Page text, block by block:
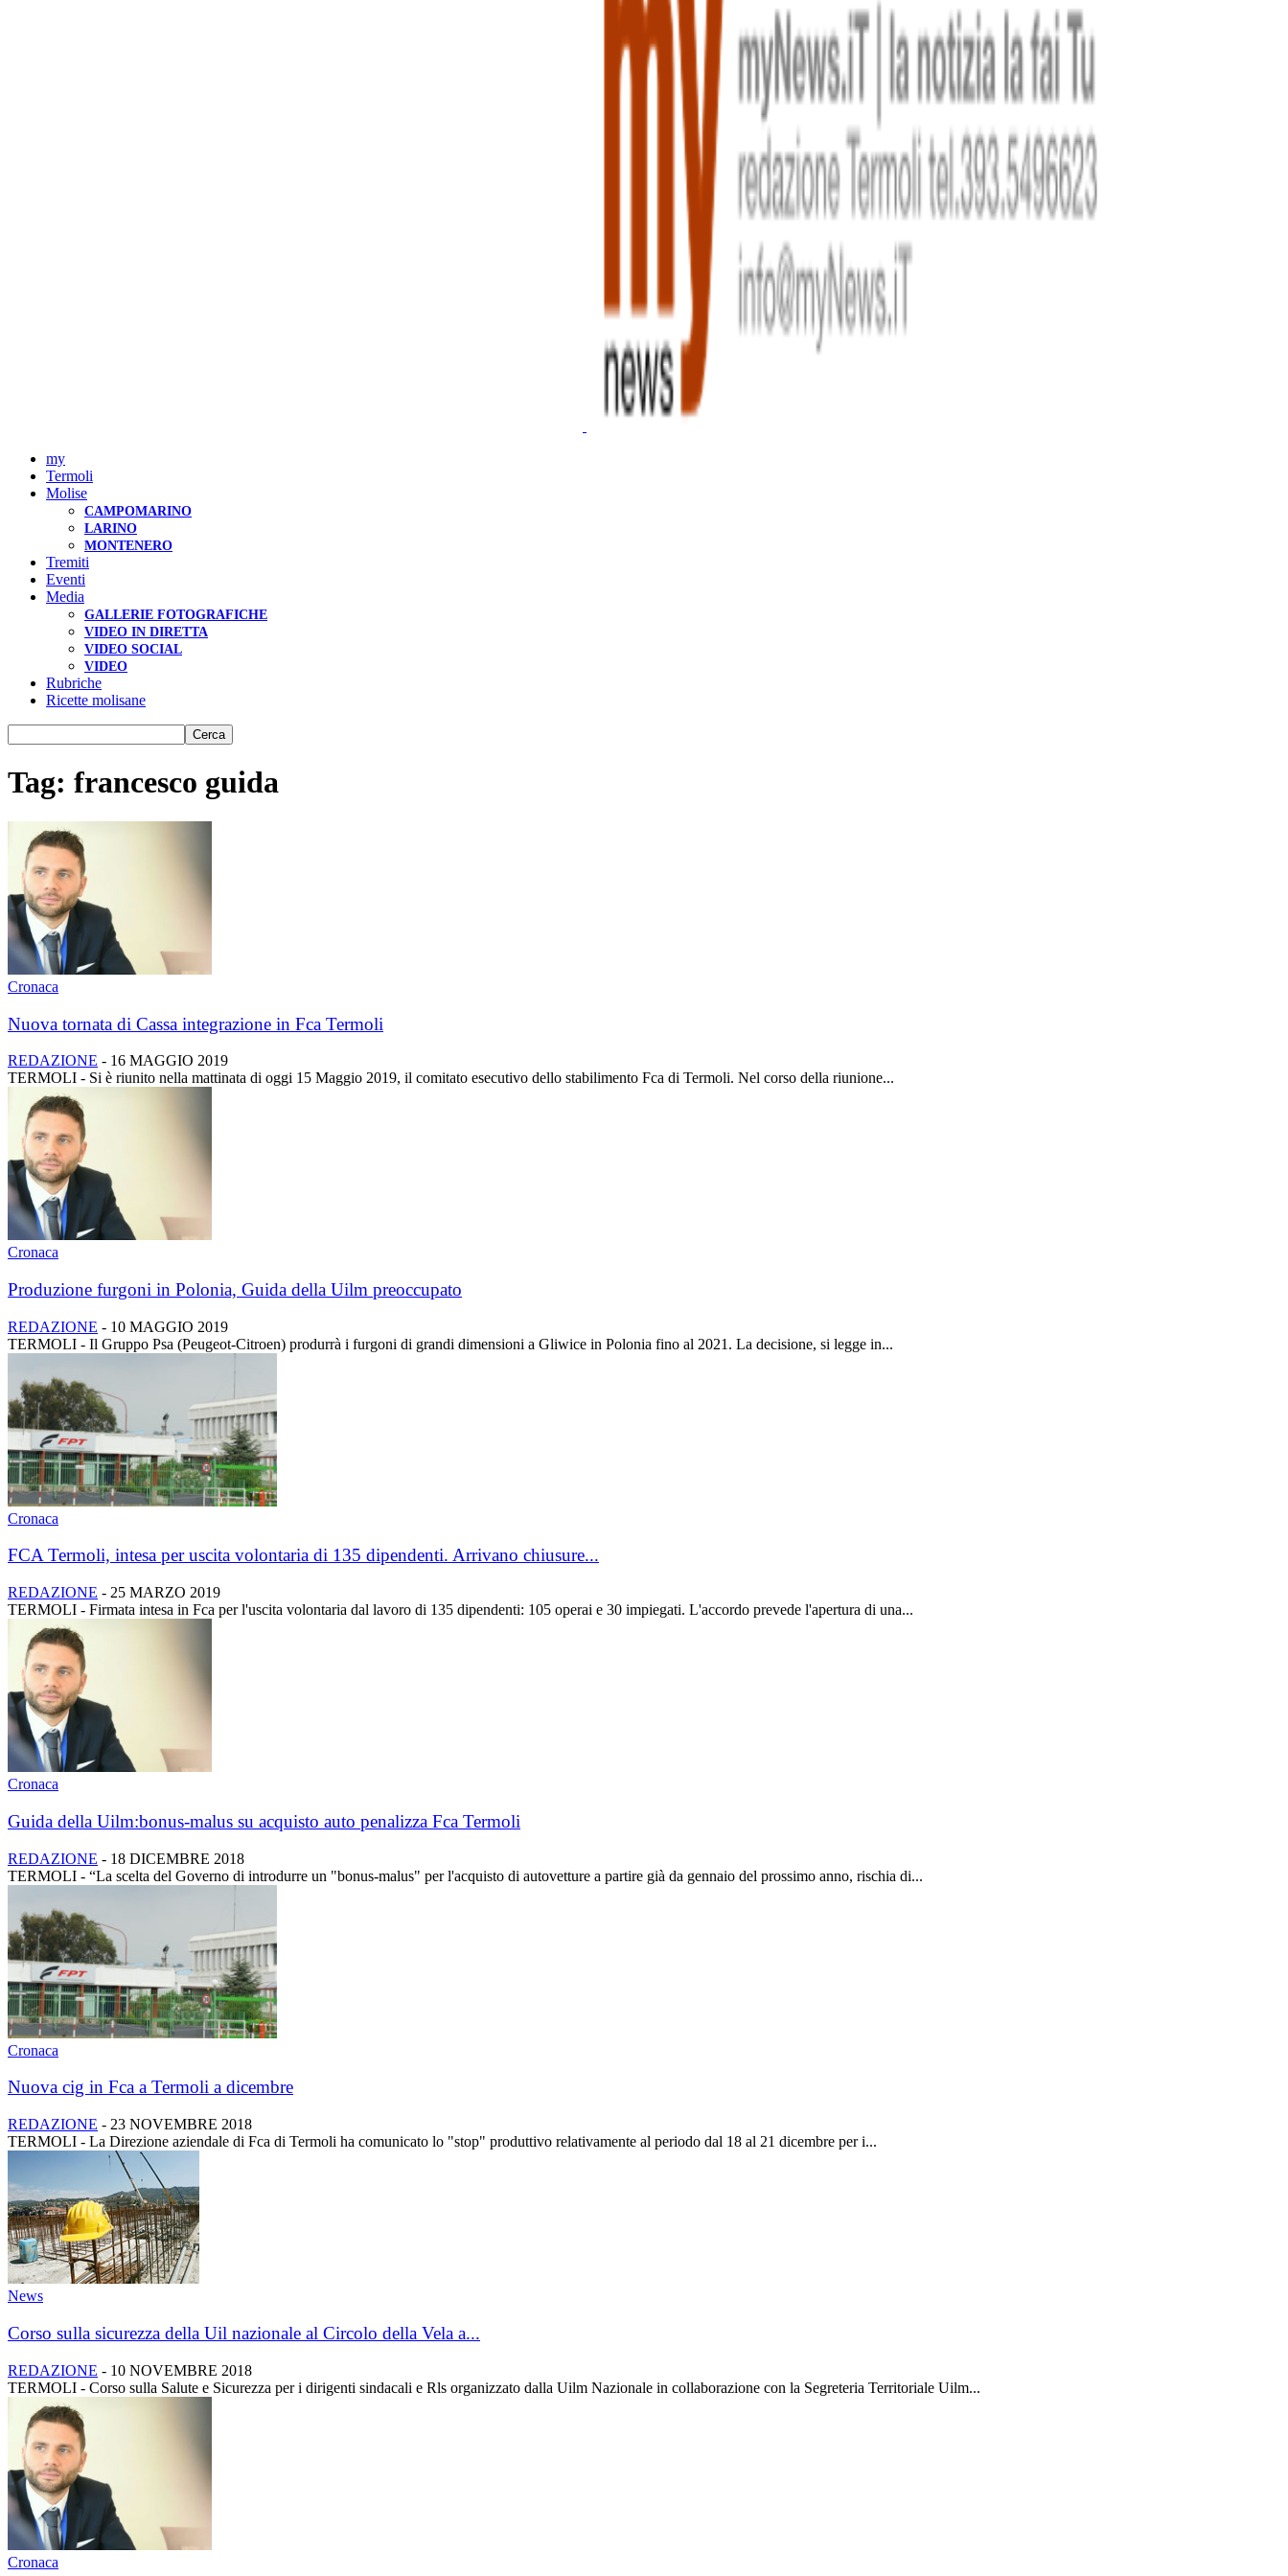
my
Termoli
Molise
CAMPOMARINO
LARINO
MONTENERO
Tremiti
Eventi
Media
GALLERIE FOTOGRAFICHE
VIDEO IN DIRETTA
VIDEO SOCIAL
VIDEO
Rubriche
Ricette molisane
Tag: francesco guida
Cronaca
Nuova tornata di Cassa integrazione in Fca Termoli
REDAZIONE - 16 MAGGIO 2019
TERMOLI - Si è riunito nella mattinata di oggi 15 Maggio 2019, il comitato esecutivo dello stabilimento Fca di Termoli. Nel corso della riunione...
Cronaca
Produzione furgoni in Polonia, Guida della Uilm preoccupato
REDAZIONE - 10 MAGGIO 2019
TERMOLI - Il Gruppo Psa (Peugeot-Citroen) produrrà i furgoni di grandi dimensioni a Gliwice in Polonia fino al 2021. La decisione, si legge in...
Cronaca
FCA Termoli, intesa per uscita volontaria di 135 dipendenti. Arrivano chiusure...
REDAZIONE - 25 MARZO 2019
TERMOLI - Firmata intesa in Fca per l'uscita volontaria dal lavoro di 135 dipendenti: 105 operai e 30 impiegati. L'accordo prevede l'apertura di una...
Cronaca
Guida della Uilm:bonus-malus su acquisto auto penalizza Fca Termoli
REDAZIONE - 18 DICEMBRE 2018
TERMOLI - “La scelta del Governo di introdurre un "bonus-malus" per l'acquisto di autovetture a partire già da gennaio del prossimo anno, rischia di...
Cronaca
Nuova cig in Fca a Termoli a dicembre
REDAZIONE - 23 NOVEMBRE 2018
TERMOLI - La Direzione aziendale di Fca di Termoli ha comunicato lo "stop" produttivo relativamente al periodo dal 18 al 21 dicembre per i...
News
Corso sulla sicurezza della Uil nazionale al Circolo della Vela a...
REDAZIONE - 10 NOVEMBRE 2018
TERMOLI - Corso sulla Salute e Sicurezza per i dirigenti sindacali e Rls organizzato dalla Uilm Nazionale in collaborazione con la Segreteria Territoriale Uilm...
Cronaca